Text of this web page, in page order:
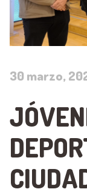
30 marzo,